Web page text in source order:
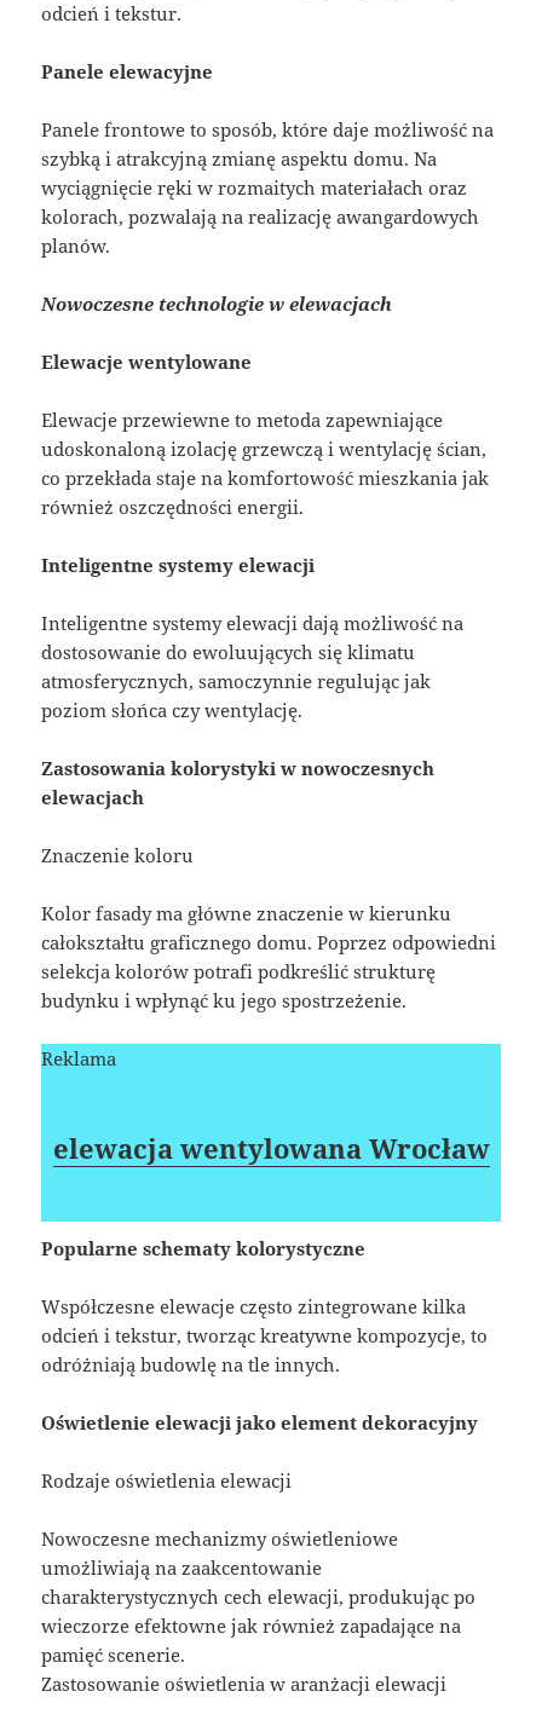
odcień i tekstur.
Panele elewacyjne
Panele frontowe to sposób, które daje możliwość na
szybką i atrakcyjną zmianę aspektu domu. Na
wyciągnięcie ręki w rozmaitych materiałach oraz
kolorach, pozwalają na realizację awangardowych
planów.
Nowoczesne technologie w elewacjach
Elewacje wentylowane
Elewacje przewiewne to metoda zapewniające
udoskonaloną izolację grzewczą i wentylację ścian,
co przekłada staje na komfortowość mieszkania jak
również oszczędności energii.
Inteligentne systemy elewacji
Inteligentne systemy elewacji dają możliwość na
dostosowanie do ewoluujących się klimatu
atmosferycznych, samoczynnie regulując jak
poziom słońca czy wentylację.
Zastosowania kolorystyki w nowoczesnych
elewacjach
Znaczenie koloru
Kolor fasady ma główne znaczenie w kierunku
całokształtu graficznego domu. Poprzez odpowiedni
selekcja kolorów potrafi podkreślić strukturę
budynku i wpłynąć ku jego spostrzeżenie.
Reklama
elewacja wentylowana Wrocław
Popularne schematy kolorystyczne
Współczesne elewacje często zintegrowane kilka
odcień i tekstur, tworząc kreatywne kompozycje, to
odróżniają budowlę na tle innych.
Oświetlenie elewacji jako element dekoracyjny
Rodzaje oświetlenia elewacji
Nowoczesne mechanizmy oświetleniowe
umożliwiają na zaakcentowanie
charakterystycznych cech elewacji, produkując po
wieczorze efektowne jak również zapadające na
pamięć scenerie.
Zastosowanie oświetlenia w aranżacji elewacji